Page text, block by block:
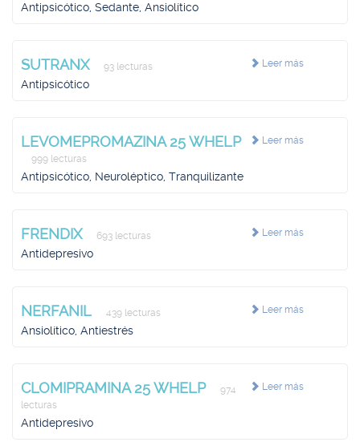
Antipsicótico, Sedante, Ansiolítico
Leer más
SUTRANX 93 lecturas
Antipsicótico
Leer más
LEVOMEPROMAZINA 25 WHELP
999 lecturas
Antipsicótico, Neuroléptico, Tranquilizante
Leer más
FRENDIX 693 lecturas
Antidepresivo
Leer más
NERFANIL 439 lecturas
Ansiolítico, Antiestrés
Leer más
CLOMIPRAMINA 25 WHELP
974
lecturas
Antidepresivo